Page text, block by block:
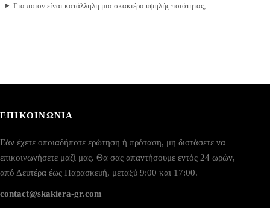
Για ποιον είναι κατάλληλη μια σκακιέρα υψηλής ποιότητας;
ΕΠΙΚΟΙΝΩΝΙΑ
Εάν έχετε οποιαδήποτε ερώτηση ή πρόταση, μη διστάσετε να
επικοινωνήσετε μαζί μας. Θα σας απαντήσουμε εντός 24 ωρών,
από Δευτέρα έως Παρασκευή, μεταξύ 9:00 και 17:00.
contact@skakiera-gr.com